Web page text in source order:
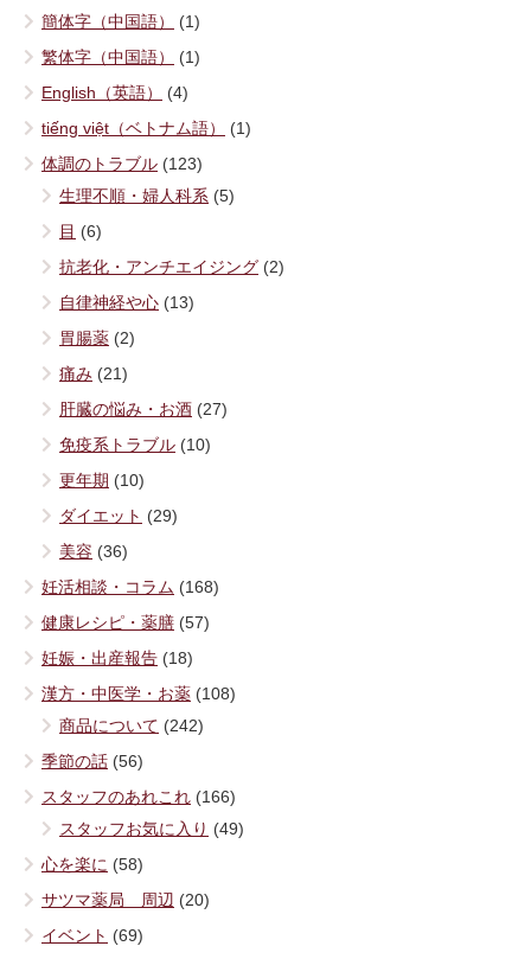
簡体字（中国語）
(1)
繁体字（中国語）
(1)
English（英語）
(4)
tiếng việt（ベトナム語）
(1)
体調のトラブル (123)
生理不順・婦人科系 (5)
目 (6)
抗老化・アンチエイジング (2)
自律神経や心 (13)
胃腸薬 (2)
痛み (21)
肝臓の悩み・お酒 (27)
免疫系トラブル (10)
更年期 (10)
ダイエット (29)
美容 (36)
妊活相談・コラム (168)
健康レシピ・薬膳 (57)
妊娠・出産報告 (18)
漢方・中医学・お薬 (108)
商品について (242)
季節の話 (56)
スタッフのあれこれ (166)
スタッフお気に入り (49)
心を楽に (58)
サツマ薬局 周辺 (20)
イベント (69)